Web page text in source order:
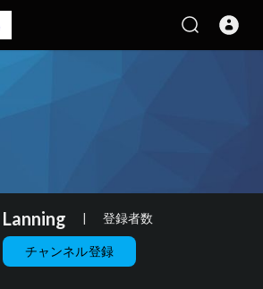
| 登録者数
チャンネル登録